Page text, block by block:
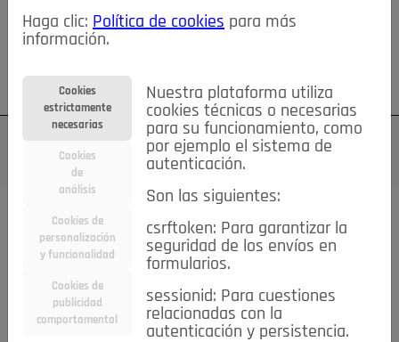
TABLÓN DE ANUNCIOS MIS ANUNCIOS CONTACTO
NOSOTROS
Su cuenta Regístrese ¿Olvidó su contraseña?
Todas las noticias..
#TePrestoMisOjos Caridad
Ciencia&Tecnología
Economía
Entretenimiento
Estilo de Vida
Internacional
Madrid Opinión IN
Pozuelo de Alarcón
Salud 🔴 En Directo
Haga clic: Política de cookies para más
información.
Cookies
estrictamente
necesarias
Cookies
de
análisis
Cookies de
personalización
y funcionalidad
Cookies de
publicidad
comportamental
Nuestra plataforma utiliza
cookies técnicas o necesarias
para su funcionamiento, como
por ejemplo el sistema de
autenticación.
Son las siguientes:
csrftoken: Para garantizar la
seguridad de los envíos en
formularios.
sessionid: Para cuestiones
relacionadas con la
autenticación y persistencia.